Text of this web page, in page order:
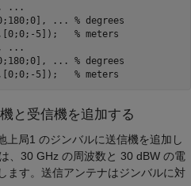
...
...
% degrees
,[0;0;-5]); % meters
...
...
% degrees
,[0;0;-5]); % meters
と受信機を追加する
上局1 のジンバルに送信機を追加し
、30 GHz の周波数と 30 dBW の電
ます。送信アンテナはジンバルに対